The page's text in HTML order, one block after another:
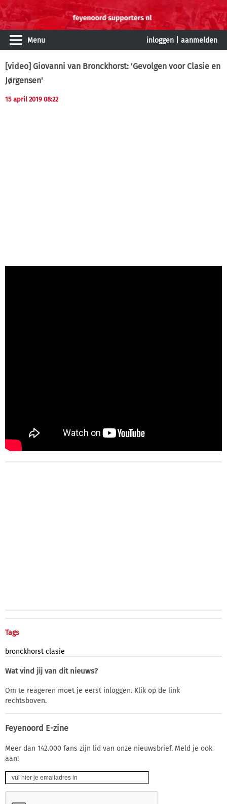
Menu inloggen aanmelden
[video] Giovanni van Bronckhorst: 'Gevolgen voor Clasie en
Jørgensen'
15 april 2019 08:22
Tags
bronckhorst clasie
Wat vind jij van dit nieuws?
Om te reageren moet je eerst inloggen. Klik op de link
rechtsboven.
Feyenoord E-zine
Meer dan 142.000 fans zijn lid van onze nieuwsbrief. Meld je ook
aan!